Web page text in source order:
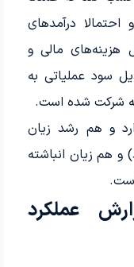
درآمدهای
هزینه‌های مالی و
سود عملیاتی به
شرکت شده‌ است.
و هم رشد زیان
(۱۳۲‌درصد رشد) و هم زیان انباشته
عملکرد